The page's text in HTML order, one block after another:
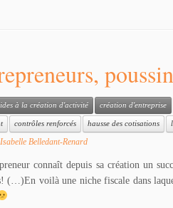
à la création d'activité création d'entreprise
contrôles renforcés hausse des cotisations
Isabelle Belledant-Renard
connaît depuis sa création un
(…)En voilà une niche fiscale dans